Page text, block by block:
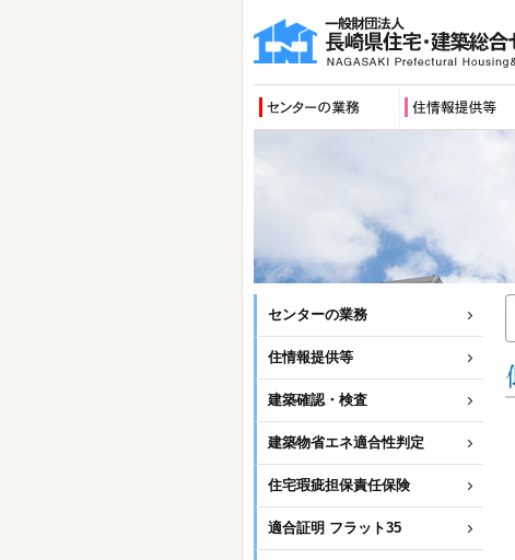
センターの業務
住情報提供等
建築確認・検査
建築物省エネ適合性判定
住宅瑕疵担保責任保険
適合証明 フラット35